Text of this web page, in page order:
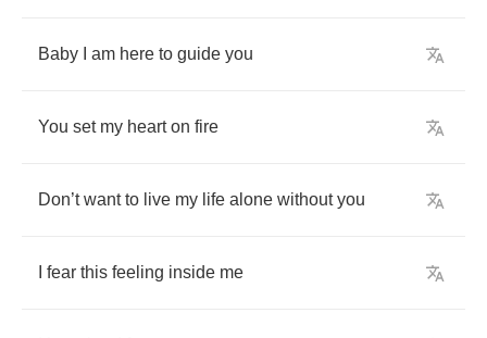
Baby am here to guide you
You set my heart on fire
Don’t want to live my life alone without you
fear this feeling inside me